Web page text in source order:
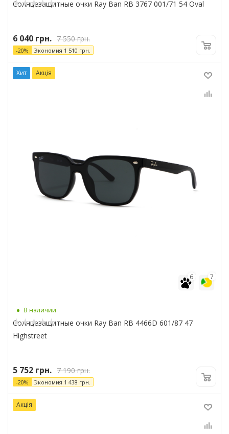
Солнцезащитные очки Ray Ban RB 3767 001/71 54 Oval
6 040 грн. 7 550грн.
-20% Экономия 1 510 грн.
Хит Акція
7
6
В наличии
Солнцезащитные очки Ray Ban RB 4466D 601/87 47
Highstreet
5 752 грн. 7 190грн.
-20% Экономия 1 438 грн.
Акція